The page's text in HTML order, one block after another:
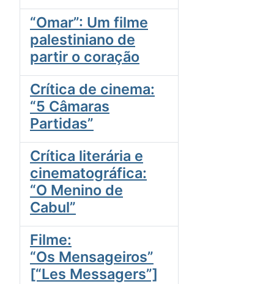
“Omar”: Um filme
palestiniano de
partir o coração
Crítica de cinema:
“5 Câmaras
Partidas”
Crítica literária e
cinematográfica:
“O Menino de
Cabul”
Filme:
“Os Mensageiros”
[“Les Messagers”]